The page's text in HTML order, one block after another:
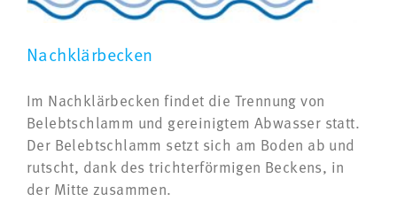
Nachklärbecken
Im Nachklärbecken findet die Trennung von
Belebtschlamm und gereinigtem Abwasser statt.
Der Belebtschlamm setzt sich am Boden ab und
rutscht, dank des trichterförmigen Beckens, in
der Mitte zusammen.